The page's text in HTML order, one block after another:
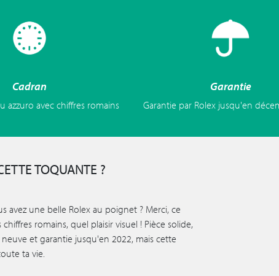
Cadran
azzuro avec chiffres romains
Garantie
Garantie par Rolex jusqu'en
TOQUANTE ?
avez une belle Rolex au poignet ? Merci, ce
romains, quel plaisir visuel ! Pièce solide,
et garantie jusqu'en 2022, mais cette
ta vie.